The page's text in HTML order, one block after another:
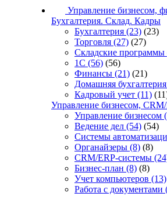
Управление бизнесом,
Бухгалтерия. Склад. Кадры
Бухгалтерия (23) (23)
Торговля (27) (27)
Складские программы
1С (56) (56)
Финансы (21) (21)
Домашняя бухгалтерия
Кадровый учет (11)
Управление бизнесом,
Управление бизнесом
Ведение дел (54) (54)
Системы
Органайзеры (8) (8)
CRM/ERP-системы
Бизнес-план (8) (8)
Учет компьютеров (13)
Работа с документами